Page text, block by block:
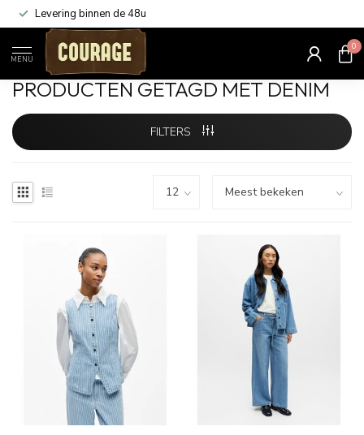
Levering binnen de 48u
MENU
0
Home Tags / denim
PRODUCTEN GETAGD MET DENIM
FILTERS